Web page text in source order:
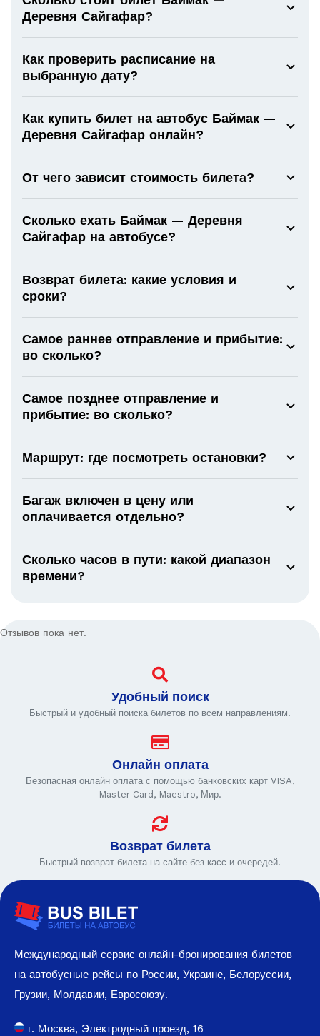
Деревня Сайгафар?
Как проверить расписание на
выбранную дату?
Как купить билет на автобус Баймак —
Деревня Сайгафар онлайн?
От чего зависит стоимость билета?
Сколько ехать Баймак — Деревня
Сайгафар на автобусе?
Возврат билета: какие условия и
сроки?
Самое раннее отправление и прибытие:
во сколько?
Самое позднее отправление и
прибытие: во сколько?
Маршрут: где посмотреть остановки?
Багаж включен в цену или
оплачивается отдельно?
Сколько часов в пути: какой диапазон
времени?
Отзывов пока нет.
Удобный поиск
Быстрый и удобный поиска билетов по всем направлениям.
Онлайн оплата
Безопасная онлайн оплата с помощью банковских карт VISA,
Master Card, Maestro, Мир.
Возврат билета
Быстрый возврат билета на сайте без касс и очередей.
Международный сервис онлайн-бронирования билетов
на автобусные рейсы по России, Украине, Белоруссии,
Грузии, Молдавии, Евросоюзу.
г. Москва, Электродный проезд, 16